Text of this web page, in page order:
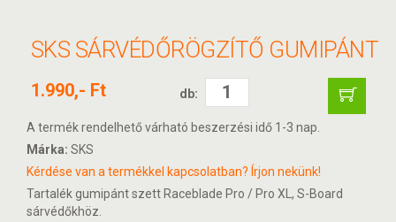
SKS SÁRVÉDŐRÖGZÍTŐ GUMIPÁNT
1.990,- Ft db:
A termék rendelhető várható beszerzési idő 1-3 nap.
Márka: SKS
Kérdése van a termékkel kapcsolatban? Írjon nekünk!
Tartalék gumipánt szett Raceblade Pro / Pro XL, S-Board
sárvédőkhöz.